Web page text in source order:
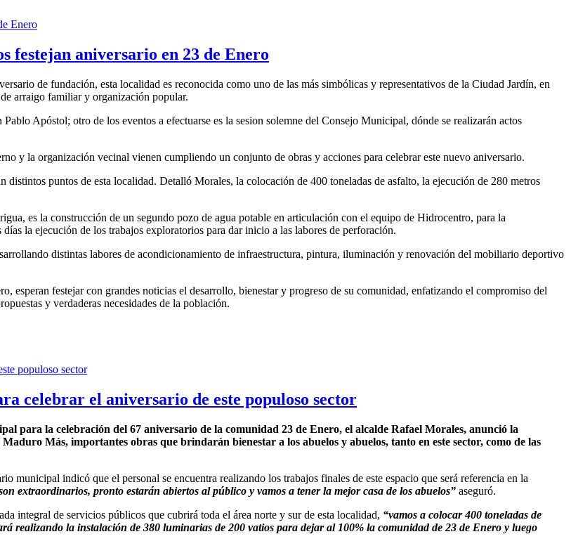
festejan aniversario en 23 de Enero
de fundación, esta localidad es reconocida como uno de las más simbólicas y representativos de la Ciudad Jardín, en
arraigo familiar y organización popular.
Apóstol; otro de los eventos a efectuarse es la sesion solemne del Consejo Municipal, dónde se realizarán actos
y la organización vecinal vienen cumpliendo un conjunto de obras y acciones para celebrar este nuevo aniversario.
distintos puntos de esta localidad. Detalló Morales, la colocación de 400 toneladas de asfalto, la ejecución de 280 metros
es la construcción de un segundo pozo de agua potable en articulación con el equipo de Hidrocentro, para la
la ejecución de los trabajos exploratorios para dar inicio a las labores de perforación.
distintas labores de acondicionamiento de infraestructura, pintura, iluminación y renovación del mobiliario deportivo
esperan festejar con grandes noticias el desarrollo, bienestar y progreso de su comunidad, enfatizando el compromiso del
y verdaderas necesidades de la población.
celebrar el aniversario de este populoso sector
para la celebración del 67 aniversario de la comunidad 23 de Enero, el alcalde Rafael Morales, anunció la
Más, importantes obras que brindarán bienestar a los abuelos y abuelos, tanto en este sector, como de las
municipal indicó que el personal se encuentra realizando los trabajos finales de este espacio que será referencia en la
extraordinarios, pronto estarán abiertos al público y vamos a tener la mejor casa de los abuelos” aseguró.
integral de servicios públicos que cubrirá toda el área norte y sur de esta localidad, “vamos a colocar 400 toneladas de
realizando la instalación de 380 luminarias de 200 vatios para dejar al 100% la comunidad de 23 de Enero y luego